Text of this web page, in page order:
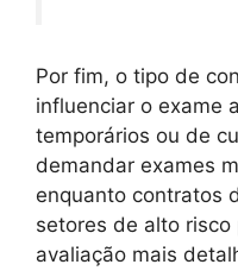
Por fim, o tipo de
influenciar o exame
temporários ou de
demandar exames
enquanto contratos
setores de alto risco
avaliação mais